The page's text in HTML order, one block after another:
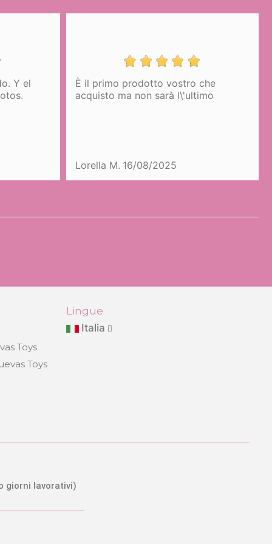
el
È il primo prodotto vostro che
acquisto ma non sarà l\'ultimo
Lorella M. 16/08/2025
Toys
Toys
Lingue
Italia
giorni lavorativi)